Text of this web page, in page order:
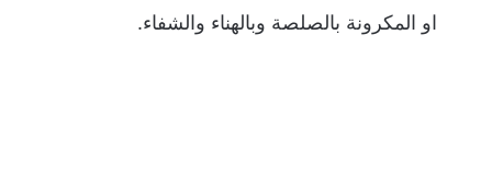
او المكرونة بالصلصة وبالهناء والشفاء.